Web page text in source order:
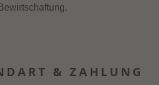
& ZAHLUNG